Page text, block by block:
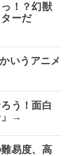
！？幻獣
ーだ
いうアニメ
う！面白
」→
易度、高